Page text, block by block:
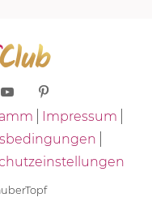
Impressum